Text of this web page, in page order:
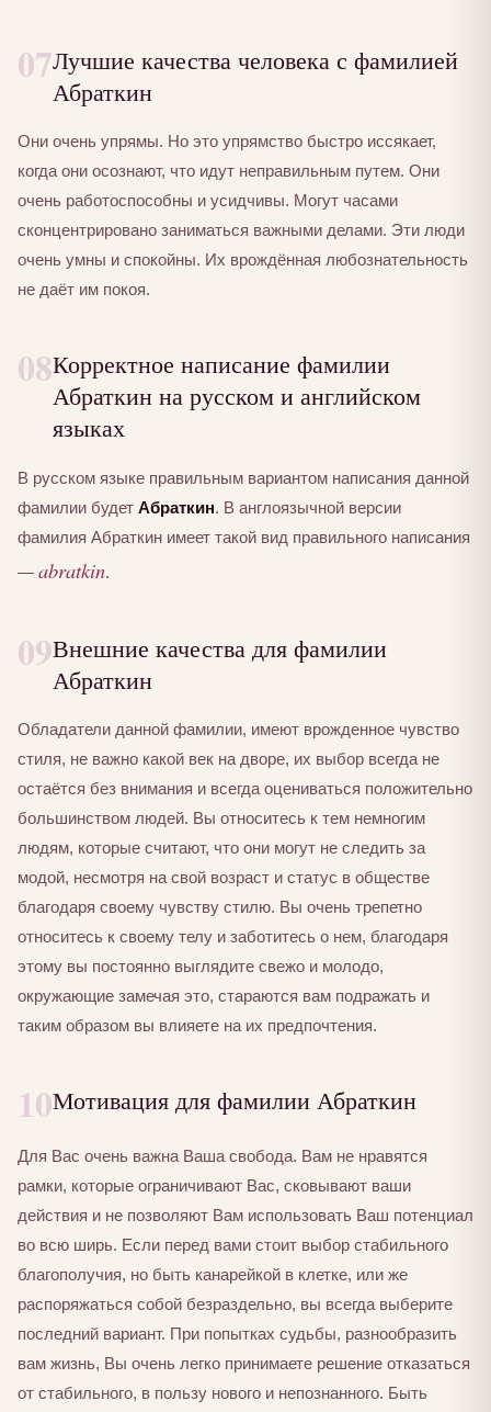
07Лучшие качества человека с фамилией
Абраткин
Они очень упрямы. Но это упрямство быстро иссякает,
когда они осознают, что идут неправильным путем. Они
очень работоспособны и усидчивы. Могут часами
сконцентрировано заниматься важными делами. Эти люди
очень умны и спокойны. Их врождённая любознательность
не даёт им покоя.
08Корректное написание фамилии
Абраткин на русском и английском
языках
В русском языке правильным вариантом написания данной
фамилии будет Абраткин. В англоязычной версии
фамилия Абраткин имеет такой вид правильного написания
— abratkin.
09Внешние качества для фамилии
Абраткин
Обладатели данной фамилии, имеют врожденное чувство
стиля, не важно какой век на дворе, их выбор всегда не
остаётся без внимания и всегда оцениваться положительно
большинством людей. Вы относитесь к тем немногим
людям, которые считают, что они могут не следить за
модой, несмотря на свой возраст и статус в обществе
благодаря своему чувству стилю. Вы очень трепетно
относитесь к своему телу и заботитесь о нем, благодаря
этому вы постоянно выглядите свежо и молодо,
окружающие замечая это, стараются вам подражать и
таким образом вы влияете на их предпочтения.
10Мотивация для фамилии Абраткин
Для Вас очень важна Ваша свобода. Вам не нравятся
рамки, которые ограничивают Вас, сковывают ваши
действия и не позволяют Вам использовать Ваш потенциал
во всю ширь. Если перед вами стоит выбор стабильного
благополучия, но быть канарейкой в клетке, или же
распоряжаться собой безраздельно, вы всегда выберите
последний вариант. При попытках судьбы, разнообразить
вам жизнь, Вы очень легко принимаете решение отказаться
от стабильного, в пользу нового и непознанного. Быть